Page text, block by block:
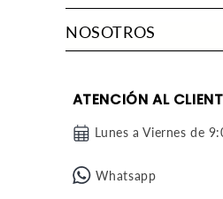
NOSOTROS
ATENCIÓN AL
Lunes a Viernes de
Whatsapp